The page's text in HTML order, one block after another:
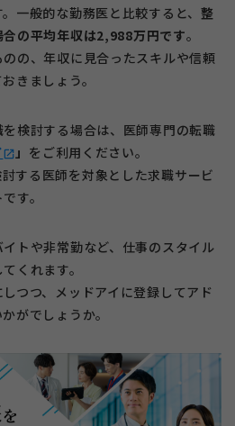
一般的な勤務医と比較すると、 整
の平均年収は2,988万円です。
の、年収に見合ったスキルや信頼
きましょう。
検討する場合は、医師専門の転職
open_in_new」 をご利用ください。
する医師を対象とした求職サービ
す。
トや非常勤など、仕事のスタイル
くれます。
つつ、メッドアイに登録してアド
がでしょうか。